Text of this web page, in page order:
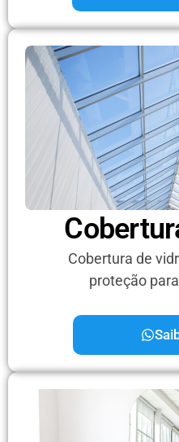
Cobertura de
proteção